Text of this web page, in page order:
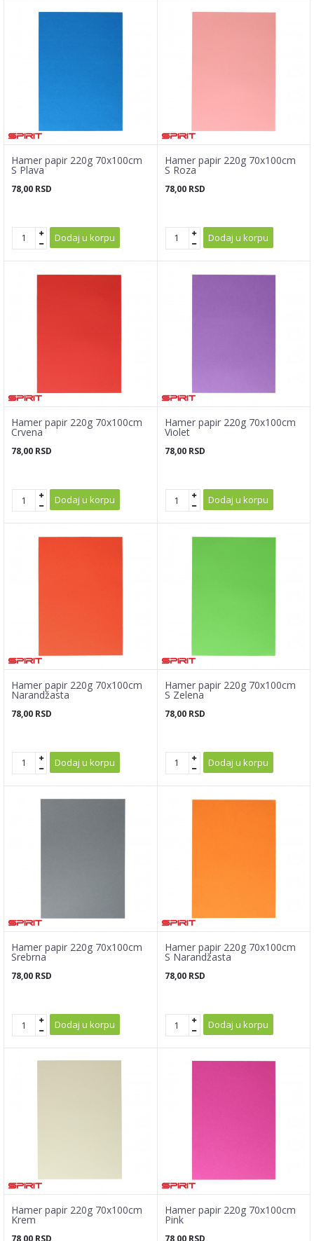
Hamer papir 220g 70x100cm
S Plava
78,00 RSD
Dodaj u korpu
Hamer papir 220g 70x100cm
S Roza
78,00 RSD
Dodaj u korpu
Hamer papir 220g 70x100cm
Crvena
78,00 RSD
Dodaj u korpu
Hamer papir 220g 70x100cm
Violet
78,00 RSD
Dodaj u korpu
Hamer papir 220g 70x100cm
Narandžasta
78,00 RSD
Dodaj u korpu
Hamer papir 220g 70x100cm
S Zelena
78,00 RSD
Dodaj u korpu
Hamer papir 220g 70x100cm
Srebrna
78,00 RSD
Dodaj u korpu
Hamer papir 220g 70x100cm
S Narandžasta
78,00 RSD
Dodaj u korpu
Hamer papir 220g 70x100cm
Krem
78,00 RSD
Hamer papir 220g 70x100cm
Pink
78,00 RSD